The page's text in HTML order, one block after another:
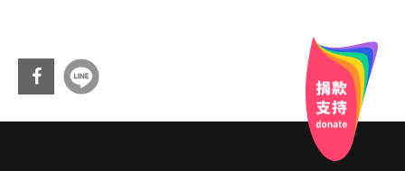
構性問題；尤其同志身分的受害者還會
擔心求助管道是否對同志友善、顧慮自
身與對方同志身份揭露的出櫃問題，導